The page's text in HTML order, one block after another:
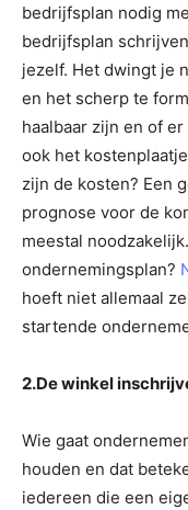
bedrijfsplan nodig
bedrijfsplan
jezelf. Het dwingt je
en het scherp te
haalbaar zijn en of
ook het
zijn de kosten? Een
prognose voor de
meestal
ondernemingsplan?
hoeft niet allemaal
startende
2.De winkel
Wie gaat
houden en dat
iedereen die een